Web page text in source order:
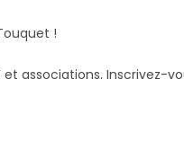
!
et associations. Inscrivez-